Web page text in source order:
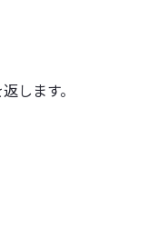
します。